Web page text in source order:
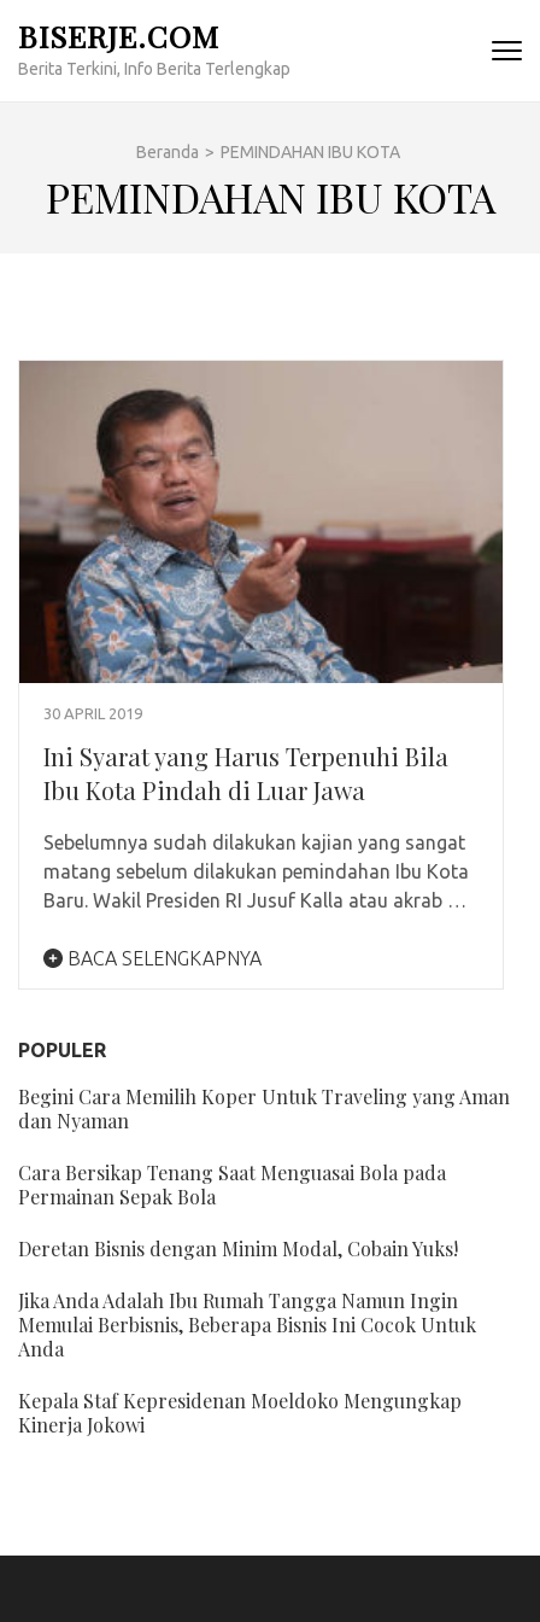
konten
BISERJE.COM
Berita Terkini, Info Berita Terlengkap
Beranda > PEMINDAHAN IBU KOTA
PEMINDAHAN IBU KOTA
30 APRIL 2019
Ini Syarat yang Harus Terpenuhi Bila
Ibu Kota Pindah di Luar Jawa
Sebelumnya sudah dilakukan kajian yang sangat
matang sebelum dilakukan pemindahan Ibu Kota
Baru. Wakil Presiden RI Jusuf Kalla atau akrab …
BACA SELENGKAPNYA
POPULER
Begini Cara Memilih Koper Untuk Traveling yang Aman
dan Nyaman
Cara Bersikap Tenang Saat Menguasai Bola pada
Permainan Sepak Bola
Deretan Bisnis dengan Minim Modal, Cobain Yuks!
Jika Anda Adalah Ibu Rumah Tangga Namun Ingin
Memulai Berbisnis, Beberapa Bisnis Ini Cocok Untuk
Anda
Kepala Staf Kepresidenan Moeldoko Mengungkap
Kinerja Jokowi